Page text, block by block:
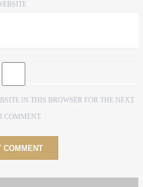
IN THIS BROWSER FOR THE NEXT
COMMENT.